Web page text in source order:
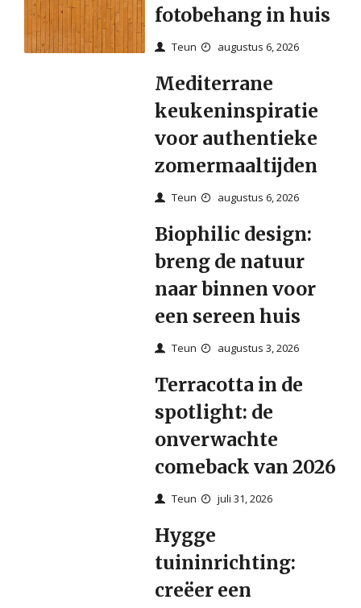
fotobehang in huis
Teun augustus 6, 2026
Mediterrane
keukeninspiratie
voor authentieke
zomermaaltijden
Teun augustus 6, 2026
Biophilic design:
breng de natuur
naar binnen voor
een sereen huis
Teun augustus 3, 2026
Terracotta in de
spotlight: de
onverwachte
comeback van 2026
Teun juli 31, 2026
Hygge
tuininrichting:
creëer een